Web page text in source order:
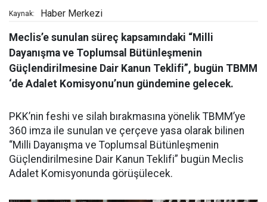
Kaynak: Haber Merkezi
Meclis’e sunulan süreç kapsamındaki “Milli
Dayanışma ve Toplumsal Bütünleşmenin
Güçlendirilmesine Dair Kanun Teklifi”, bugün TBMM
‘de Adalet Komisyonu’nun gündemine gelecek.
PKK’nin feshi ve silah bırakmasına yönelik TBMM’ye
360 imza ile sunulan ve çerçeve yasa olarak bilinen
“Milli Dayanışma ve Toplumsal Bütünleşmenin
Güçlendirilmesine Dair Kanun Teklifi” bugün Meclis
Adalet Komisyonunda görüşülecek.